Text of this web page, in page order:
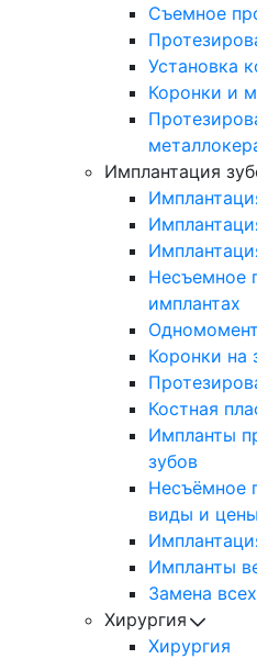
Съемное
Установка
Коронки и
Имплантация
Несъемное
имплантах
Коронки на
Костная
Импланты
зубов
Несъёмное
виды и цены
Импланты
Замена
Хирургия
Хирургия